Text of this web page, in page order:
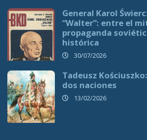
General Karol
“Walter”: entre el
propaganda
histórica
30/07/2026
Tadeusz
dos naciones
13/02/2026